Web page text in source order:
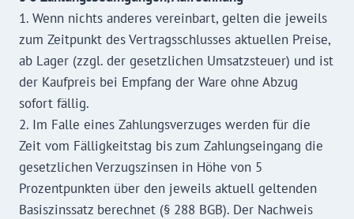
1. Wenn nichts anderes vereinbart, gelten die jeweils
zum Zeitpunkt des Vertragsschlusses aktuellen Preise,
ab Lager (zzgl. der gesetzlichen Umsatzsteuer) und ist
der Kaufpreis bei Empfang der Ware ohne Abzug
sofort fällig.
2. Im Falle eines Zahlungsverzuges werden für die
Zeit vom Fälligkeitstag bis zum Zahlungseingang die
gesetzlichen Verzugszinsen in Höhe von 5
Prozentpunkten über den jeweils aktuell geltenden
Basiszinssatz berechnet (§ 288 BGB). Der Nachweis